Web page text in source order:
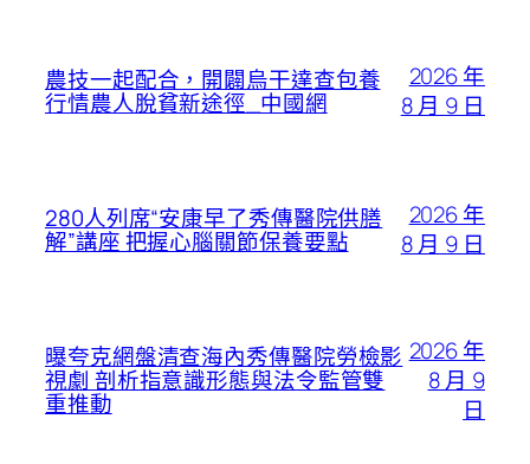
農技一起配合，開闢烏干達查包養
行情農人脫貧新途徑_中國網
2026 年
8 月 9 日
280人列席“安康早了秀傳醫院供膳
解”講座 把握心腦關節保養要點
2026 年
8 月 9 日
曝夸克網盤清查海內秀傳醫院勞檢影
視劇 剖析指意識形態與法令監管雙
重推動
2026 年
8 月 9
日